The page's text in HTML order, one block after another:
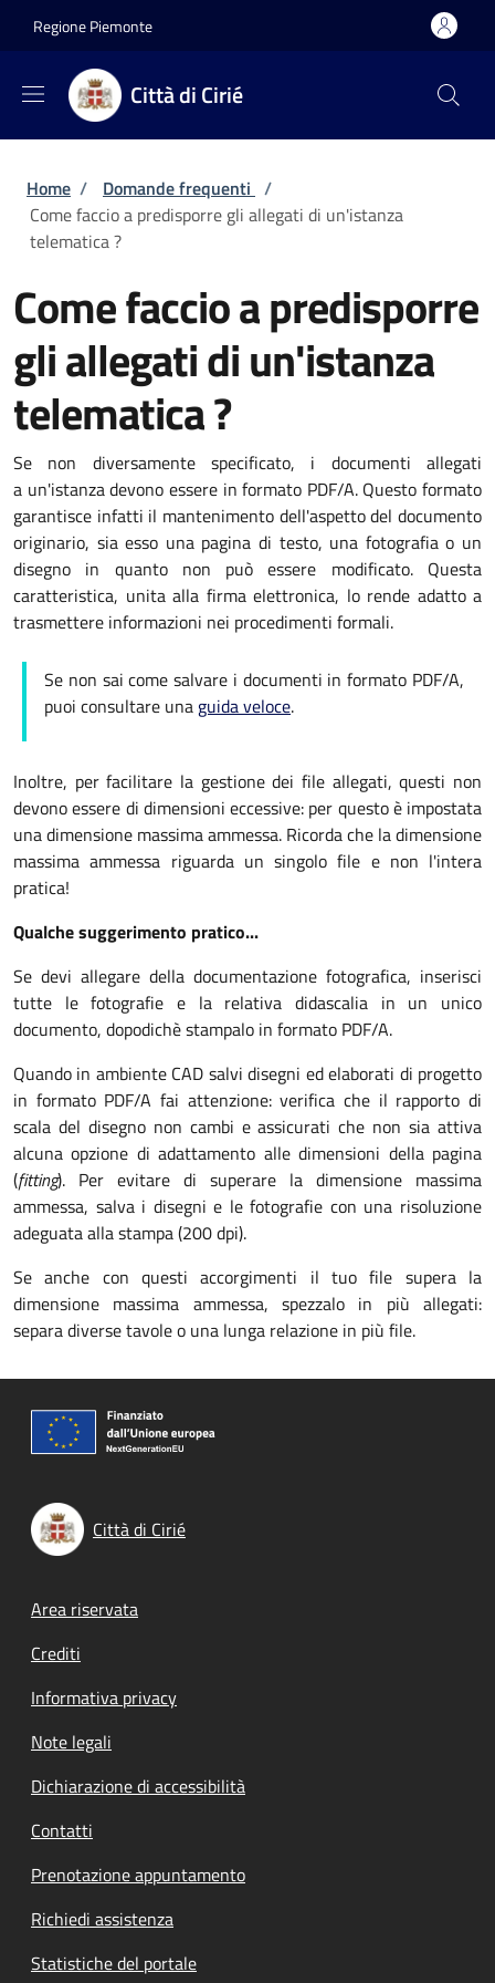
Regione Piemonte
Città di Cirié
Briciole di pane
Home / Domande frequenti /
Come faccio a predisporre gli allegati di un'istanza
telematica ?
Come faccio a predisporre
gli allegati di un'istanza
telematica ?
Se non diversamente specificato, i documenti allegati
a un'istanza devono essere in formato PDF/A. Questo formato
garantisce infatti il mantenimento dell'aspetto del documento
originario, sia esso una pagina di testo, una fotografia o un
disegno in quanto non può essere modificato. Questa
caratteristica, unita alla firma elettronica, lo rende adatto a
trasmettere informazioni nei procedimenti formali.
Se non sai come salvare i documenti in formato PDF/A,
puoi consultare una guida veloce.
Inoltre, per facilitare la gestione dei file allegati, questi non
devono essere di dimensioni eccessive: per questo è impostata
una dimensione massima ammessa. Ricorda che la dimensione
massima ammessa riguarda un singolo file e non l'intera
pratica!
Qualche suggerimento pratico...
Se devi allegare della documentazione fotografica, inserisci
tutte le fotografie e la relativa didascalia in un unico
documento, dopodichè stampalo in formato PDF/A.
Quando in ambiente CAD salvi disegni ed elaborati di progetto
in formato PDF/A fai attenzione: verifica che il rapporto di
scala del disegno non cambi e assicurati che non sia attiva
alcuna opzione di adattamento alle dimensioni della pagina
(fitting). Per evitare di superare la dimensione massima
ammessa, salva i disegni e le fotografie con una risoluzione
adeguata alla stampa (200 dpi).
Se anche con questi accorgimenti il tuo file supera la
dimensione massima ammessa, spezzalo in più allegati:
separa diverse tavole o una lunga relazione in più file.
Città di Cirié
Footer menu
Area riservata
Crediti
Informativa privacy
Note legali
Dichiarazione di accessibilità
Contatti
Prenotazione appuntamento
Richiedi assistenza
Statistiche del portale